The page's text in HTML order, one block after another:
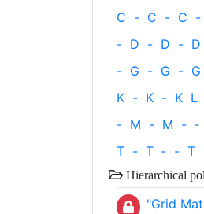
C - C - C -
- D - D - D
- G - G - G
K - K - K L
- M - M - ‐
T - T ‐ - T
Hierarchical
"Grid